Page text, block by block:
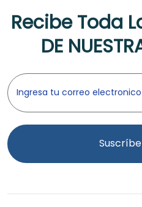
Recibe Toda
DE